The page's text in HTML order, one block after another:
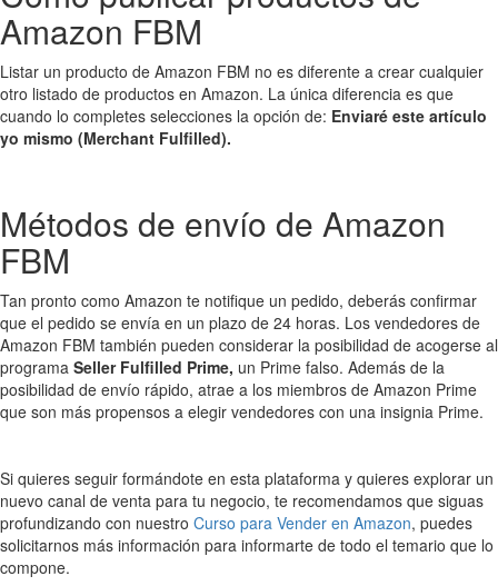
Amazon FBM
Listar un producto de Amazon FBM no es diferente a crear cualquier
otro listado de productos en Amazon. La única diferencia es que
cuando lo completes selecciones la opción de: Enviaré este artículo
yo mismo (Merchant Fulfilled).
Métodos de envío de Amazon
FBM
Tan pronto como Amazon te notifique un pedido, deberás confirmar
que el pedido se envía en un plazo de 24 horas. Los vendedores de
Amazon FBM también pueden considerar la posibilidad de acogerse al
programa Seller Fulfilled Prime, un Prime falso. Además de la
posibilidad de envío rápido, atrae a los miembros de Amazon Prime
que son más propensos a elegir vendedores con una insignia Prime.
Si quieres seguir formándote en esta plataforma y quieres explorar un
nuevo canal de venta para tu negocio, te recomendamos que siguas
profundizando con nuestro Curso para Vender en Amazon, puedes
solicitarnos más información para informarte de todo el temario que lo
compone.